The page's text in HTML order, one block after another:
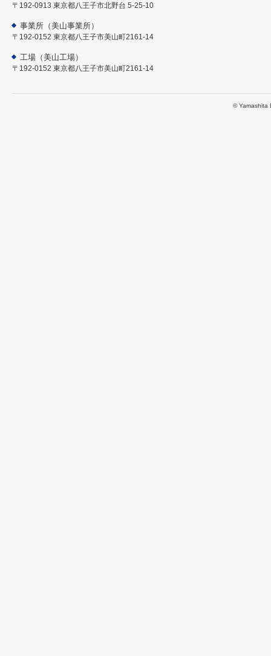
〒192-0913 東京都八王子市北野台 5-25-10
事業所（美山事業所）
〒192-0152 東京都八王子市美山町2161-14
工場（美山工場）
〒192-0152 東京都八王子市美山町2161-14
© Yamashita